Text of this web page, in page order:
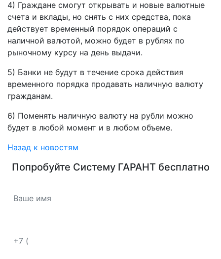
4) Граждане смогут открывать и новые валютные
счета и вклады, но снять с них средства, пока
действует временный порядок операций с
наличной валютой, можно будет в рублях по
рыночному курсу на день выдачи.
5) Банки не будут в течение срока действия
временного порядка продавать наличную валюту
гражданам.
6) Поменять наличную валюту на рубли можно
будет в любой момент и в любом объеме.
Назад к новостям
Попробуйте Систему ГАРАНТбесплатно